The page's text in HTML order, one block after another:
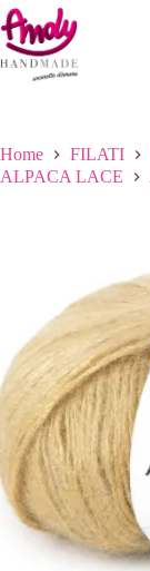
Salta
al
contenuto
Home FILATI
ALPACA LACE